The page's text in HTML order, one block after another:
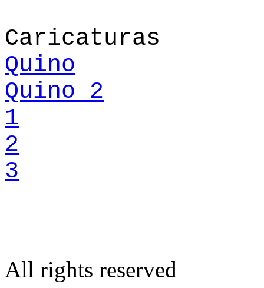
Caricaturas
Quino
Quino 2
1
2
3
All rights reserved